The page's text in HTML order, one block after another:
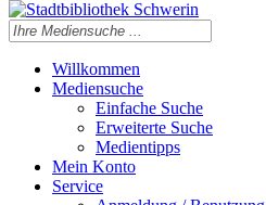
Willkommen
Mediensuche
Einfache Suche
Erweiterte Suche
Medientipps
Mein Konto
Service